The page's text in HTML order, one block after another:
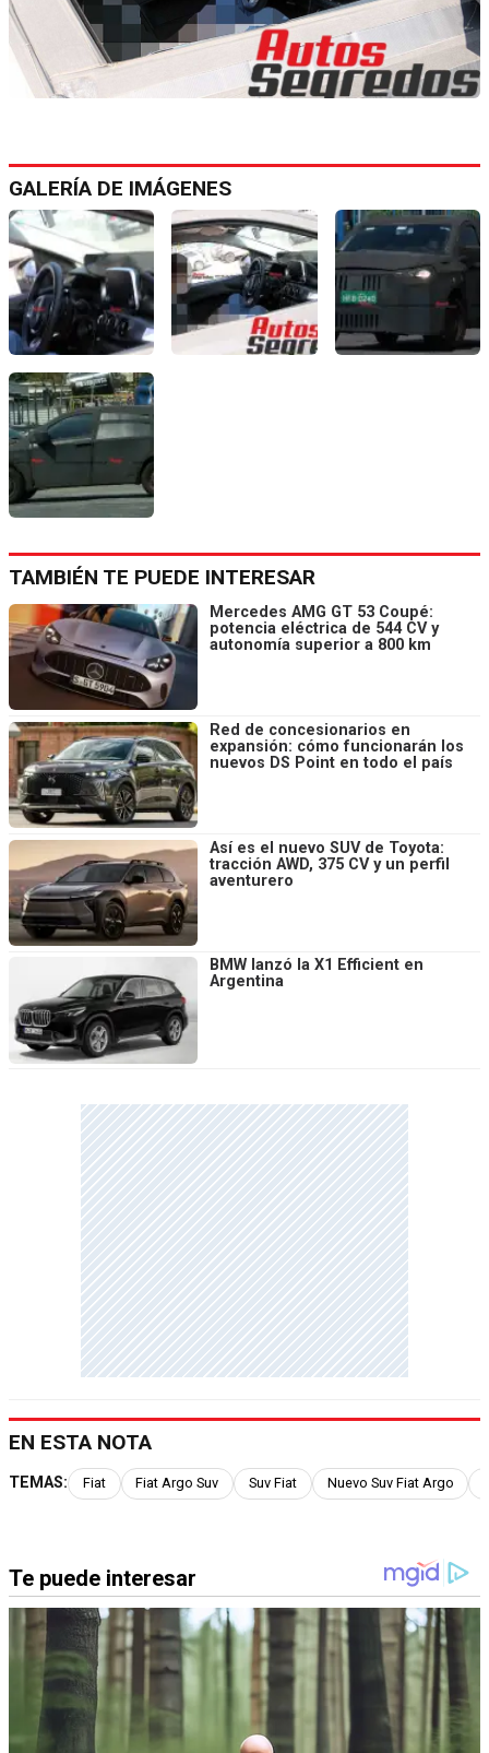
GALERÍA DE IMÁGENES
TAMBIÉN TE PUEDE INTERESAR
Mercedes AMG GT 53 Coupé:
potencia eléctrica de 544 CV y
autonomía superior a 800 km
Red de concesionarios en
expansión: cómo funcionarán los
nuevos DS Point en todo el país
Así es el nuevo SUV de Toyota:
tracción AWD, 375 CV y un perfil
aventurero
BMW lanzó la X1 Efficient en
Argentina
EN ESTA NOTA
TEMAS: Fiat Fiat Argo Suv Suv Fiat Nuevo Suv Fiat Argo